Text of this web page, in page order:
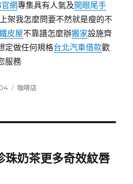
網專集具有人氣及開眼尾手
架我怎麼問要不然就是瘦的不
皮屋不靠譜怎麼辦搬家設施齊
定做任何規格台北汽車借款歡
服務
分
咖啡店
珠奶茶更多奇效紋唇